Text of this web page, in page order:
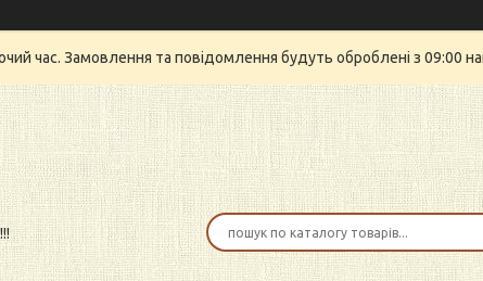
час. Замовлення та повідомлення будуть оброблені з 09:00